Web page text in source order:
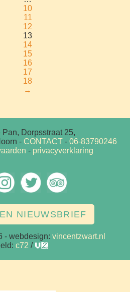
10
11
12
13
14
15
16
17
18
→
Pan, Dorpsstraat 25,
- CONTACT- 06-83790246
- privacyverklaring
NIEUWSBRIEF
- webdesign: vincentzwart.nl
c72 / vz